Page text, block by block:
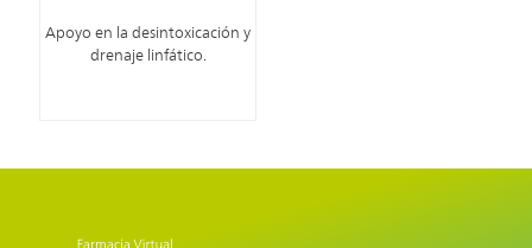
Apoyo en la desintoxicación y
drenaje linfático.